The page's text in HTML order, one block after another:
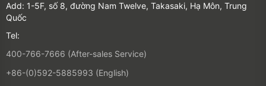
Add: 1-5F, số 8, đường Nam Twelve, Takasaki, Hạ Môn, Trung
Quốc
Tel:
400-766-7666 (After-sales Service)
+86-(0)592-5885993 (English)